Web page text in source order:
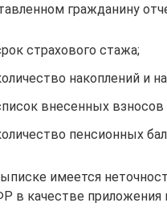
гражданину
страхового стажа;
накоплений и
внесенных
пенсионных
имеется
в качестве приложения